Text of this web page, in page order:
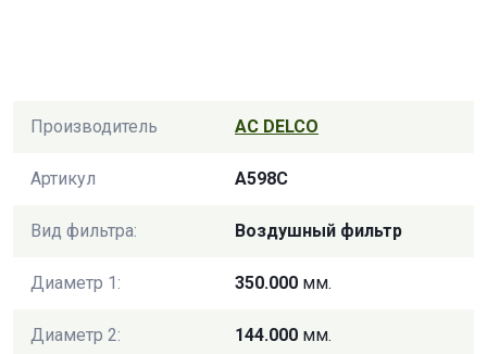
Производитель AC DELCO
Артикул A598C
Вид фильтра: Воздушный фильтр
Диаметр 1: 350.000 мм.
Диаметр 2: 144.000 мм.